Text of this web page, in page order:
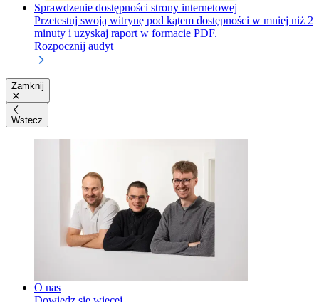
Sprawdzenie dostępności strony internetowej
Przetestuj swoją witrynę pod kątem dostępności w mniej niż 2
minuty i uzyskaj raport w formacie PDF.
Rozpocznij audyt
Zamknij
Wstecz
O nas